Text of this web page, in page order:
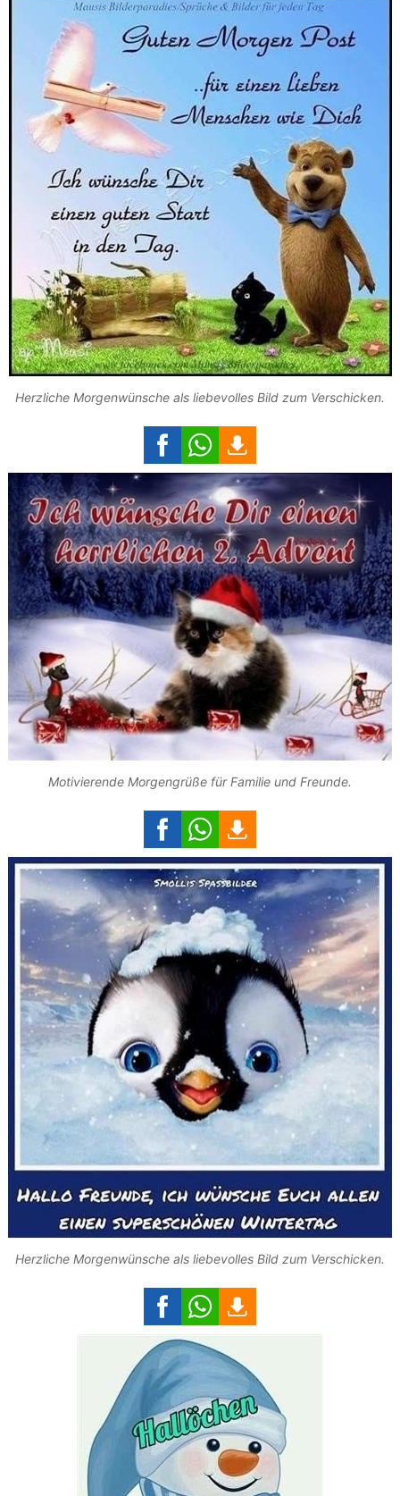
Herzliche Morgenwünsche als liebevolles Bild zum Verschicken.
Motivierende Morgengrüße für Familie und Freunde.
Herzliche Morgenwünsche als liebevolles Bild zum Verschicken.